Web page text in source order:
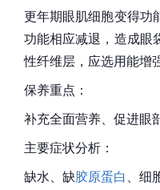
更年期眼肌细胞变得功
功能相应减退，造成眼
性纤维层，应选用能增
保养重点：
补充全面营养、促进眼
主要症状分析：
缺水、缺胶原蛋白 、